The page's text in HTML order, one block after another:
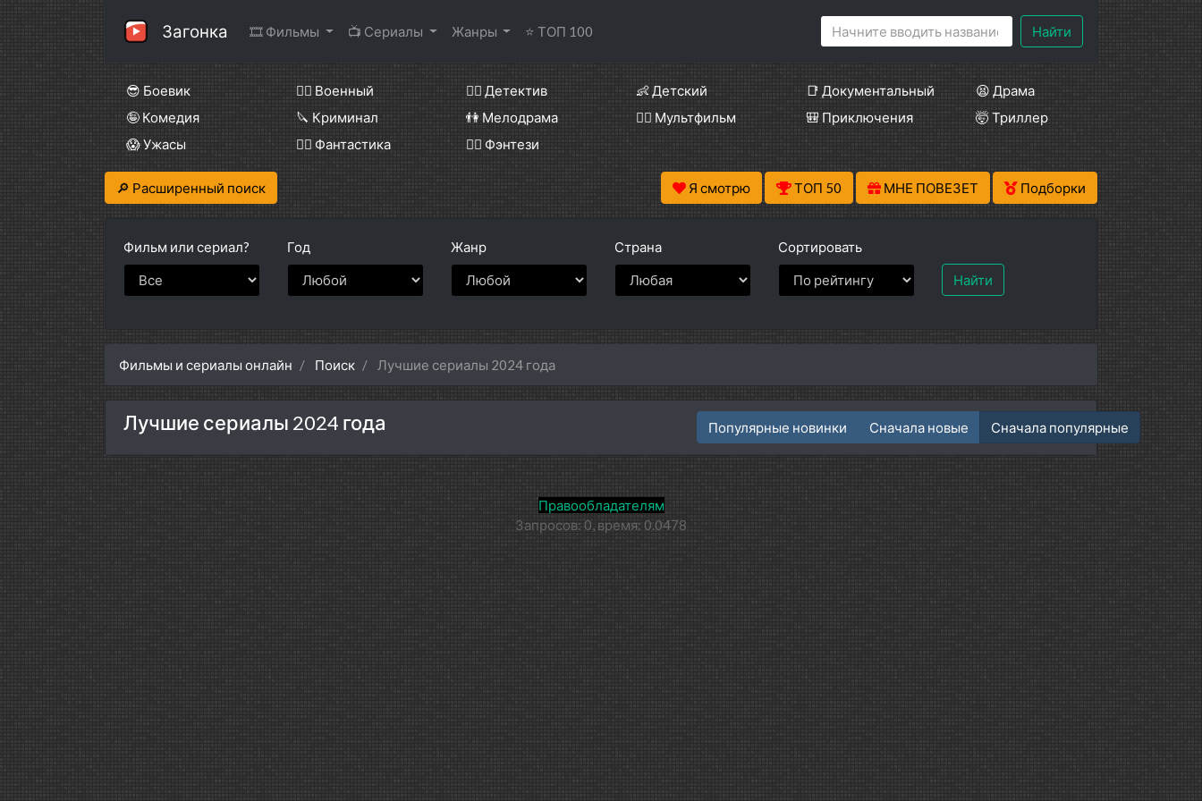
Загонка 🎞 Фильмы 📺 Сериалы Жанры ⭐ ТОП 100 Найти
😎 Боевик 👨‍✈️ Военный 🕵️‍♂️ Детектив 👶 Детский 📑 Документальный
😫 Драма
🤪 Комедия
🔪 Криминал 👫 Мелодрама 🧚‍♀️ Мультфильм 🎒 Приключения
🤯 Триллер
😱 Ужасы
🧙‍♀️ Фантастика 🧝‍♂️ Фэнтези
🔎 Расширенный поиск Я смотрю ТОП 50 МНЕ ПОВЕЗЕТ Подборки
Фильм или сериал? Год Жанр Страна Сортировать
Найти
Фильмы и сериалы онлайн Поиск Лучшие сериалы 2024 года
Лучшие сериалы 2024 года Популярные новинки Сначала новые Сначала популярные
Правообладателям
Запросов: 0, время: 0.0478